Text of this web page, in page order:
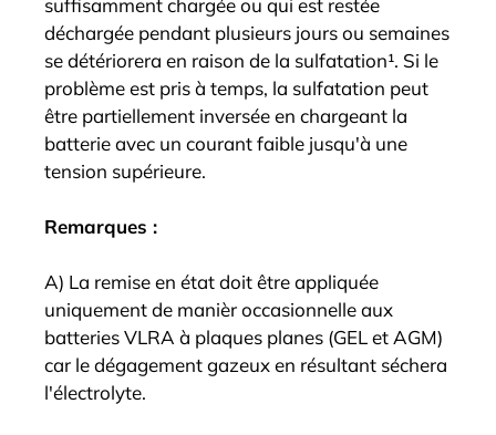
suffisamment chargée ou qui est restée
déchargée pendant plusieurs jours ou semaines
se détériorera en raison de la sulfatation¹. Si le
problème est pris à temps, la sulfatation peut
être partiellement inversée en chargeant la
batterie avec un courant faible jusqu'à une
tension supérieure.
Remarques :
A) La remise en état doit être appliquée
uniquement de manièr occasionnelle aux
batteries VLRA à plaques planes (GEL et AGM)
car le dégagement gazeux en résultant séchera
l'électrolyte.